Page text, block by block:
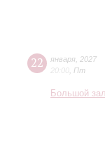
22 января 2027
20:00 Пт
Большой зал